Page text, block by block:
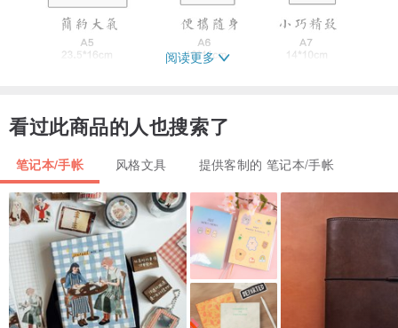
阅读更多
看过此商品的人也搜索了
笔记本/手帐 风格文具 提供客制的 笔记本/手帐